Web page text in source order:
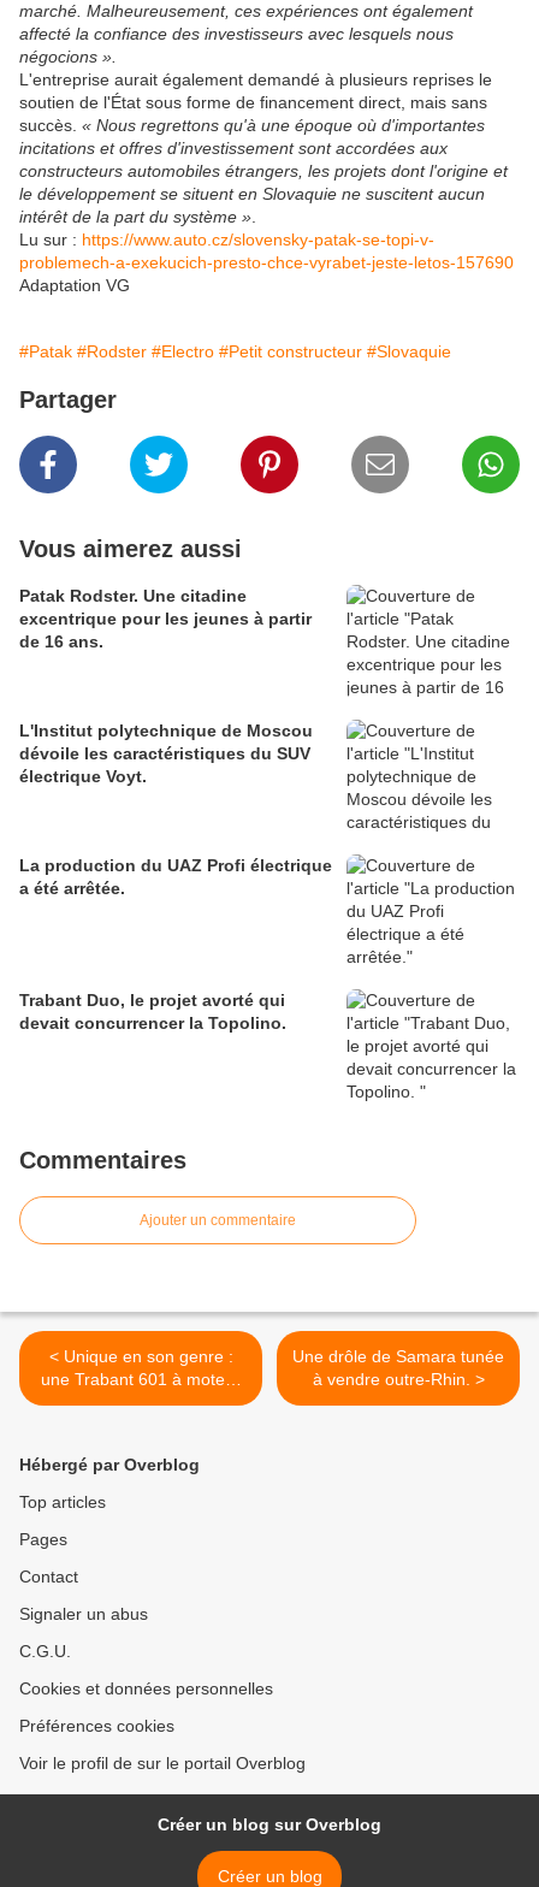
marché. Malheureusement, ces expériences ont également
affecté la confiance des investisseurs avec lesquels nous
négocions ».
L'entreprise aurait également demandé à plusieurs reprises le
soutien de l'État sous forme de financement direct, mais sans
succès. « Nous regrettons qu'à une époque où d'importantes
incitations et offres d'investissement sont accordées aux
constructeurs automobiles étrangers, les projets dont l'origine et
le développement se situent en Slovaquie ne suscitent aucun
intérêt de la part du système »
Lu sur : https://www.auto.cz/slovensky-patak-se-topi-v-
problemech-a-exekucich-presto-chce-vyrabet-jeste-letos-157690
Adaptation VG
#Patak #Rodster #Electro #Petit constructeur #Slovaquie
Partager
Vous aimerez aussi
Patak Rodster. Une citadine
excentrique pour les jeunes à partir
de 16 ans.
L'Institut polytechnique de Moscou
dévoile les caractéristiques du SUV
électrique Voyt.
La production du UAZ Profi électrique
a été arrêtée.
Trabant Duo, le projet avorté qui
devait concurrencer la Topolino.
Commentaires
Ajouter un commentaire
< Unique en son genre :
une Trabant 601 à moteur
Wankel.
Une drôle de Samara tunée
à vendre outre-Rhin. >
Hébergé par Overblog
Top articles
Pages
Contact
Signaler un abus
C.G.U.
Cookies et données personnelles
Préférences cookies
Voir le profil de sur le portail Overblog
Créer un blog sur Overblog
Créer un blog